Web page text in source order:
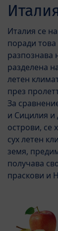
Италия се
поради
разпознава
разделена
летен
през
За
и Сицилия и
острови, се
сух летен
земя,
получава
праскови и